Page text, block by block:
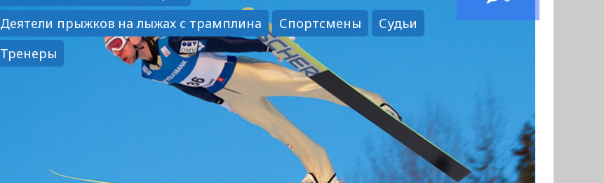
Деятели прыжков на лыжах с трамплина
Спортсмены
Судьи
Тренеры